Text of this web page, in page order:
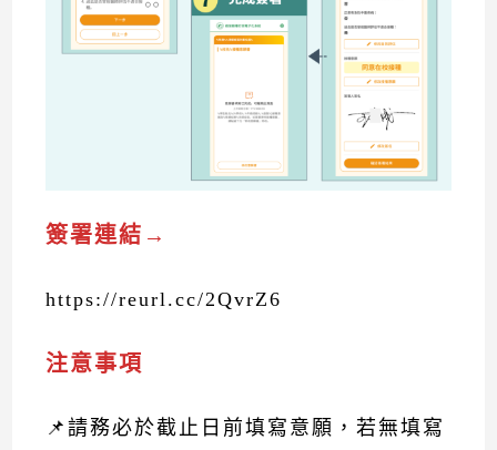
簽署連結→
https://reurl.cc/2QvrZ6
注意事項
📌請務必於截止日前填寫意願，若無填寫